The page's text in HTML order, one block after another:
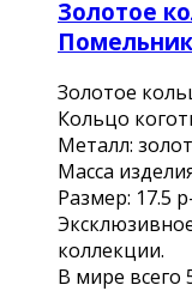
Золотое
Золотое
Кольцо
Металл:
Масса
Размер: 17.5
коллекции.
В мире всего